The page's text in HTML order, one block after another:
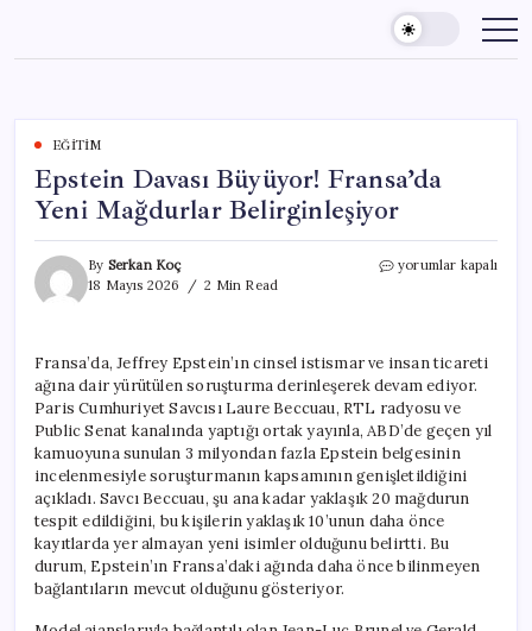
content
EĞITIM
Epstein Davası Büyüyor! Fransa’da
Yeni Mağdurlar Belirginleşiyor
By Serkan Koç
18 Mayıs 2026
2 Min Read
Epstein
Mağdurlar
Belirginleşiyor
için
yorumlar kapalı
Fransa’da, Jeffrey Epstein’ın cinsel istismar ve insan ticareti
ağına dair yürütülen soruşturma derinleşerek devam ediyor.
Paris Cumhuriyet Savcısı Laure Beccuau, RTL radyosu ve
Public Senat kanalında yaptığı ortak yayınla, ABD’de geçen yıl
kamuoyuna sunulan 3 milyondan fazla Epstein belgesinin
incelenmesiyle soruşturmanın kapsamının genişletildiğini
açıkladı. Savcı Beccuau, şu ana kadar yaklaşık 20 mağdurun
tespit edildiğini, bu kişilerin yaklaşık 10’unun daha önce
kayıtlarda yer almayan yeni isimler olduğunu belirtti. Bu
durum, Epstein’ın Fransa’daki ağında daha önce bilinmeyen
bağlantıların mevcut olduğunu gösteriyor.